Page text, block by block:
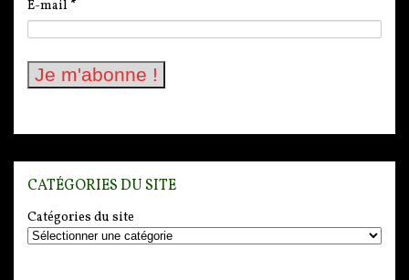
E-mail *
CATÉGORIES DU SITE
Catégories du site